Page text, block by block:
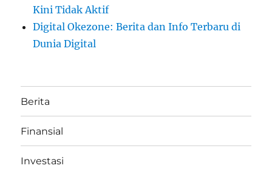
Kini Tidak Aktif
Digital Okezone: Berita dan Info Terbaru di
Dunia Digital
Berita
Finansial
Investasi